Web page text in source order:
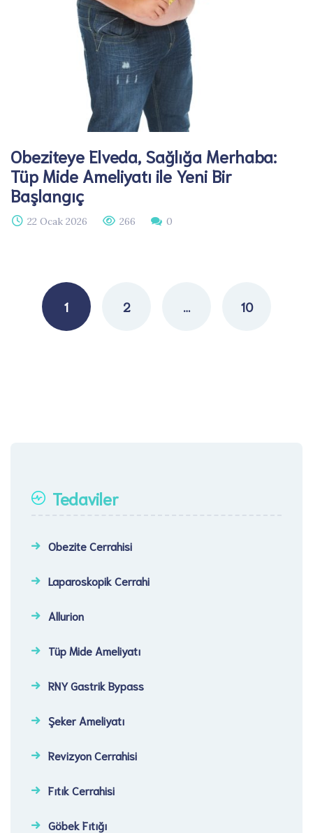
Obeziteye Elveda, Sağlığa Merhaba:
Tüp Mide Ameliyatı ile Yeni Bir
Başlangıç
22 Ocak 2026 266 0
Posts
navigation
1 2 … 10
Tedaviler
Obezite Cerrahisi
Laparoskopik Cerrahi​
Allurion
Tüp Mide Ameliyatı
RNY Gastrik Bypass
Şeker Ameliyatı​
Revizyon Cerrahisi​
Fıtık Cerrahisi​
Göbek Fıtığı​